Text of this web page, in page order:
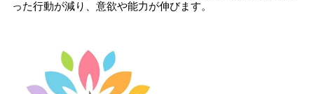
った⾏動が減り、意欲や能⼒が伸びます。